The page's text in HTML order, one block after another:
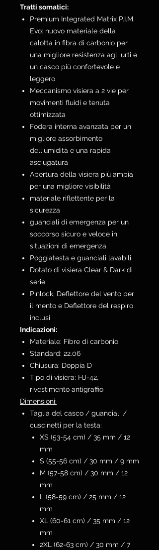
Tratti somatici:
Premium Integrated Matrix P.I.M.
Evo: nuovo materiale della
calotta in fibra di carbonio per
una migliore resistenza agli urti e
un casco più confortevole e
leggero
Meccanismo visiera a 2 vie per
movimenti fluidi e tenuta
ottimizzata
Fodera interna avanzata per un
migliore assorbimento
dell'umidità e una rapida
asciugatura
Apertura della visiera più ampia
per una migliore visibilità
materiale riflettente per la
sicurezza
guanciali di emergenza per un
soccorso sicuro e veloce in
situazioni di emergenza
Poggiatesta e guanciali lavabili
Dotato di visiera Clear & Dark di
serie
Pinlock, Deflettore del vento per
il mento e Deflettore del respiro
inclusi
Indicazioni:
Materiale: Fibre di carbonio
Standard: 22.06
Chiusura: Doppia D
Tipo di visiera: HJ-42,
rivestimento antigraffio
Dimensioni:
Taglia del casco / guanciali /
cuscinetti per la testa:
XS (53-54 cm) / 35 mm / 12
mm
S (55-56 cm) / 30 mm / 9 mm
M (57-58 cm) / 30 mm / 12
mm
L (58-59 cm) / 25 mm / 12
mm
XL (60-61 cm) / 35 mm / 12
mm
2XL (62-63 cm) / 30 mm / 7